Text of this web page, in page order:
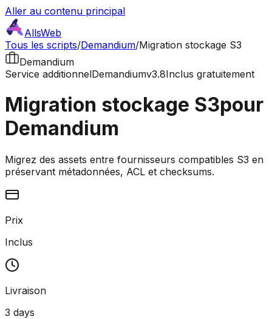
Aller au contenu principal
AllsWeb
Tous les scripts/Demandium/Migration stockage S3
Demandium
Service additionnelDemandiumv3.8Inclus gratuitement
Migration stockage S3pour
Demandium
Migrez des assets entre fournisseurs compatibles S3 en
préservant métadonnées, ACL et checksums.
Prix
Inclus
Livraison
3 days